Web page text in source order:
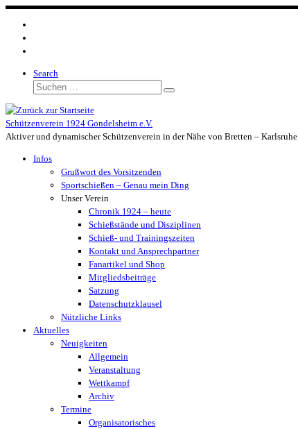
Zum
Inhalt
springen
Search
Suche
Suchen …
Schützenverein 1924 Gondelsheim e.V.
Aktiver und dynamischer Schützenverein in der Nähe von Bretten – Karlsruhe
Infos
Grußwort des Vorsitzenden
Sportschießen – Genau mein Ding
Unser Verein
Chronik 1924 – heute
Schießstände und Disziplinen
Schieß- und Trainingszeiten
Kontakt und Ansprechpartner
Fanartikel und Shop
Mitgliedsbeiträge
Satzung
Datenschutzklausel
Nützliche Links
Aktuelles
Neuigkeiten
Allgemein
Veranstaltung
Wettkampf
Archiv
Termine
Organisatorisches